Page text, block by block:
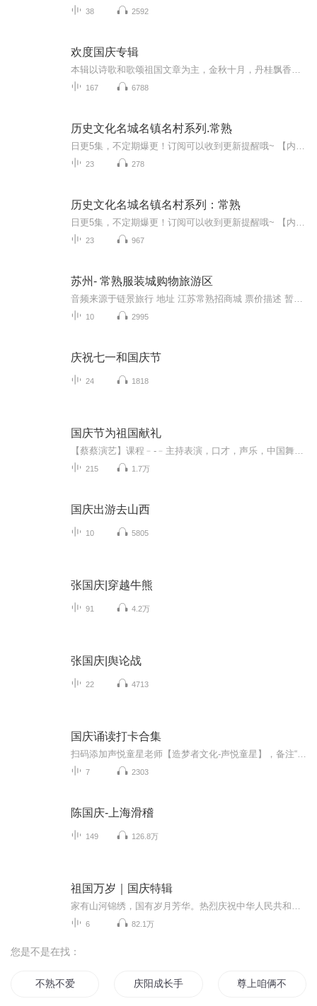
38 2592
欢度国庆专辑
167 6788
历史文化名城名镇名村系列.常熟
23 278
历史文化名城名镇名村系列：常熟
23 967
苏州- 常熟服装城购物旅游区
10 2995
庆祝七一和国庆节
24 1818
国庆节为祖国献礼
215 1.7万
国庆出游去山西
10 5805
张国庆|穿越牛熊
91 4.2万
张国庆|舆论战
22 4713
国庆诵读打卡合集
7 2303
陈国庆-上海滑稽
149 126.8万
祖国万岁｜国庆特辑
6 82.1万
您是不是在找：
不熟不爱 庆阳成长手札 尊上咱俩不熟